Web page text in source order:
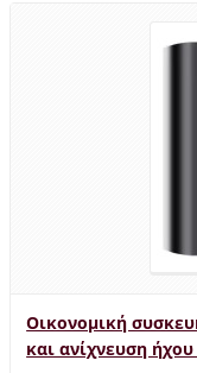
Οικονομική
και ανίχνευση ήχου